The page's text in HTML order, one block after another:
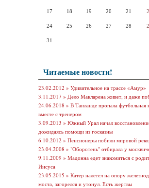
17 18 19 20 21
24 25 26 27 28
31
Читаемые новости!
23.02.2012 » Удивительное на трассе «Амур»
3.11.2017 » Дело Макларена живет, и даже
24.06.2018 » В Таиланде пропала футбольная
вместе с тренером
3.09.2013 » Южный Урал начал
дожидаясь помощи из госказны
6.10.2012 » Пенсионеры побили мировой
23.04.2008 » "Оборотень" отбирала у
9.11.2009 » Мадонна едет знакомиться с
Иисуса
23.05.2015 » Катер налетел на опору
моста, загорелся и утонул. Есть жертвы